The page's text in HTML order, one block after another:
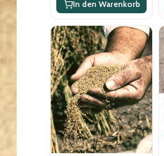
In den Warenkorb